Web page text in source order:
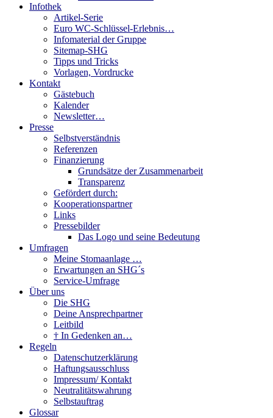
Infothek
Artikel-Serie
Euro WC-Schlüssel-Erlebnis…
Infomaterial der Gruppe
Sitemap-SHG
Tipps und Tricks
Vorlagen, Vordrucke
Kontakt
Gästebuch
Kalender
Newsletter…
Presse
Selbstverständnis
Referenzen
Finanzierung
Grundsätze der Zusammenarbeit
Transparenz
Gefördert durch:
Kooperationspartner
Links
Pressebilder
Das Logo und seine Bedeutung
Umfragen
Meine Stomaanlage …
Erwartungen an SHG´s
Service-Umfrage
Über uns
Die SHG
Deine Ansprechpartner
Leitbild
† In Gedenken an…
Regeln
Datenschutzerklärung
Haftungsausschluss
Impressum/ Kontakt
Neutralitätswahrung
Selbstauftrag
Glossar